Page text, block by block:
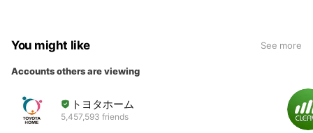
You might like See more
Accounts others are viewing
トヨタホーム
5,457,593 friends